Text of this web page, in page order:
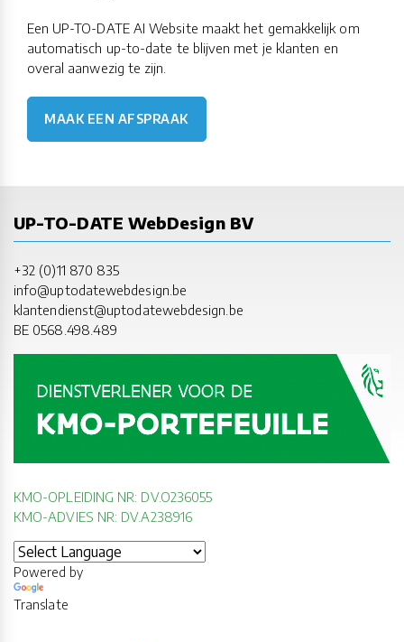
Een UP-TO-DATE AI Website maakt het gemakkelijk om
automatisch up-to-date te blijven met je klanten en
overal aanwezig te zijn.
MAAK EEN AFSPRAAK
UP-TO-DATE WebDesign BV
+32 (0)11 870 835
info@uptodatewebdesign.be
klantendienst@uptodatewebdesign.be
BE 0568.498.489
KMO-OPLEIDING NR: DV.O236055
KMO-ADVIES NR: DV.A238916
Powered by
Translate